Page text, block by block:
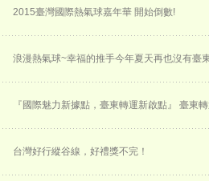
2015臺灣國際熱氣球嘉年華 開始倒數!
浪漫熱氣球~幸福的推手今年夏天再也沒有臺
『國際魅力新據點，臺東轉運新啟點』 臺東轉
台灣好行縱谷線，好禮獎不完！